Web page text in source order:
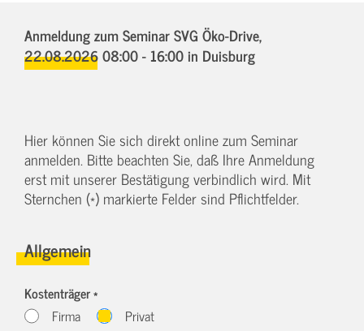
Anmeldung zum Seminar SVG Öko-Drive,
22.08.2026 08:00 - 16:00in Duisburg
Hier können Sie sich direkt online zum Seminar
anmelden. Bitte beachten Sie, daß Ihre Anmeldung
erst mit unserer Bestätigung verbindlich wird. Mit
Sternchen (*) markierte Felder sind Pflichtfelder.
Allgemein
Kostenträger *
Firma
Privat